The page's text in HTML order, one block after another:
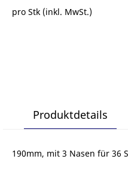
pro Stk (inkl. MwSt.)
Produktdetails
190mm, mit 3 Nasen für 36